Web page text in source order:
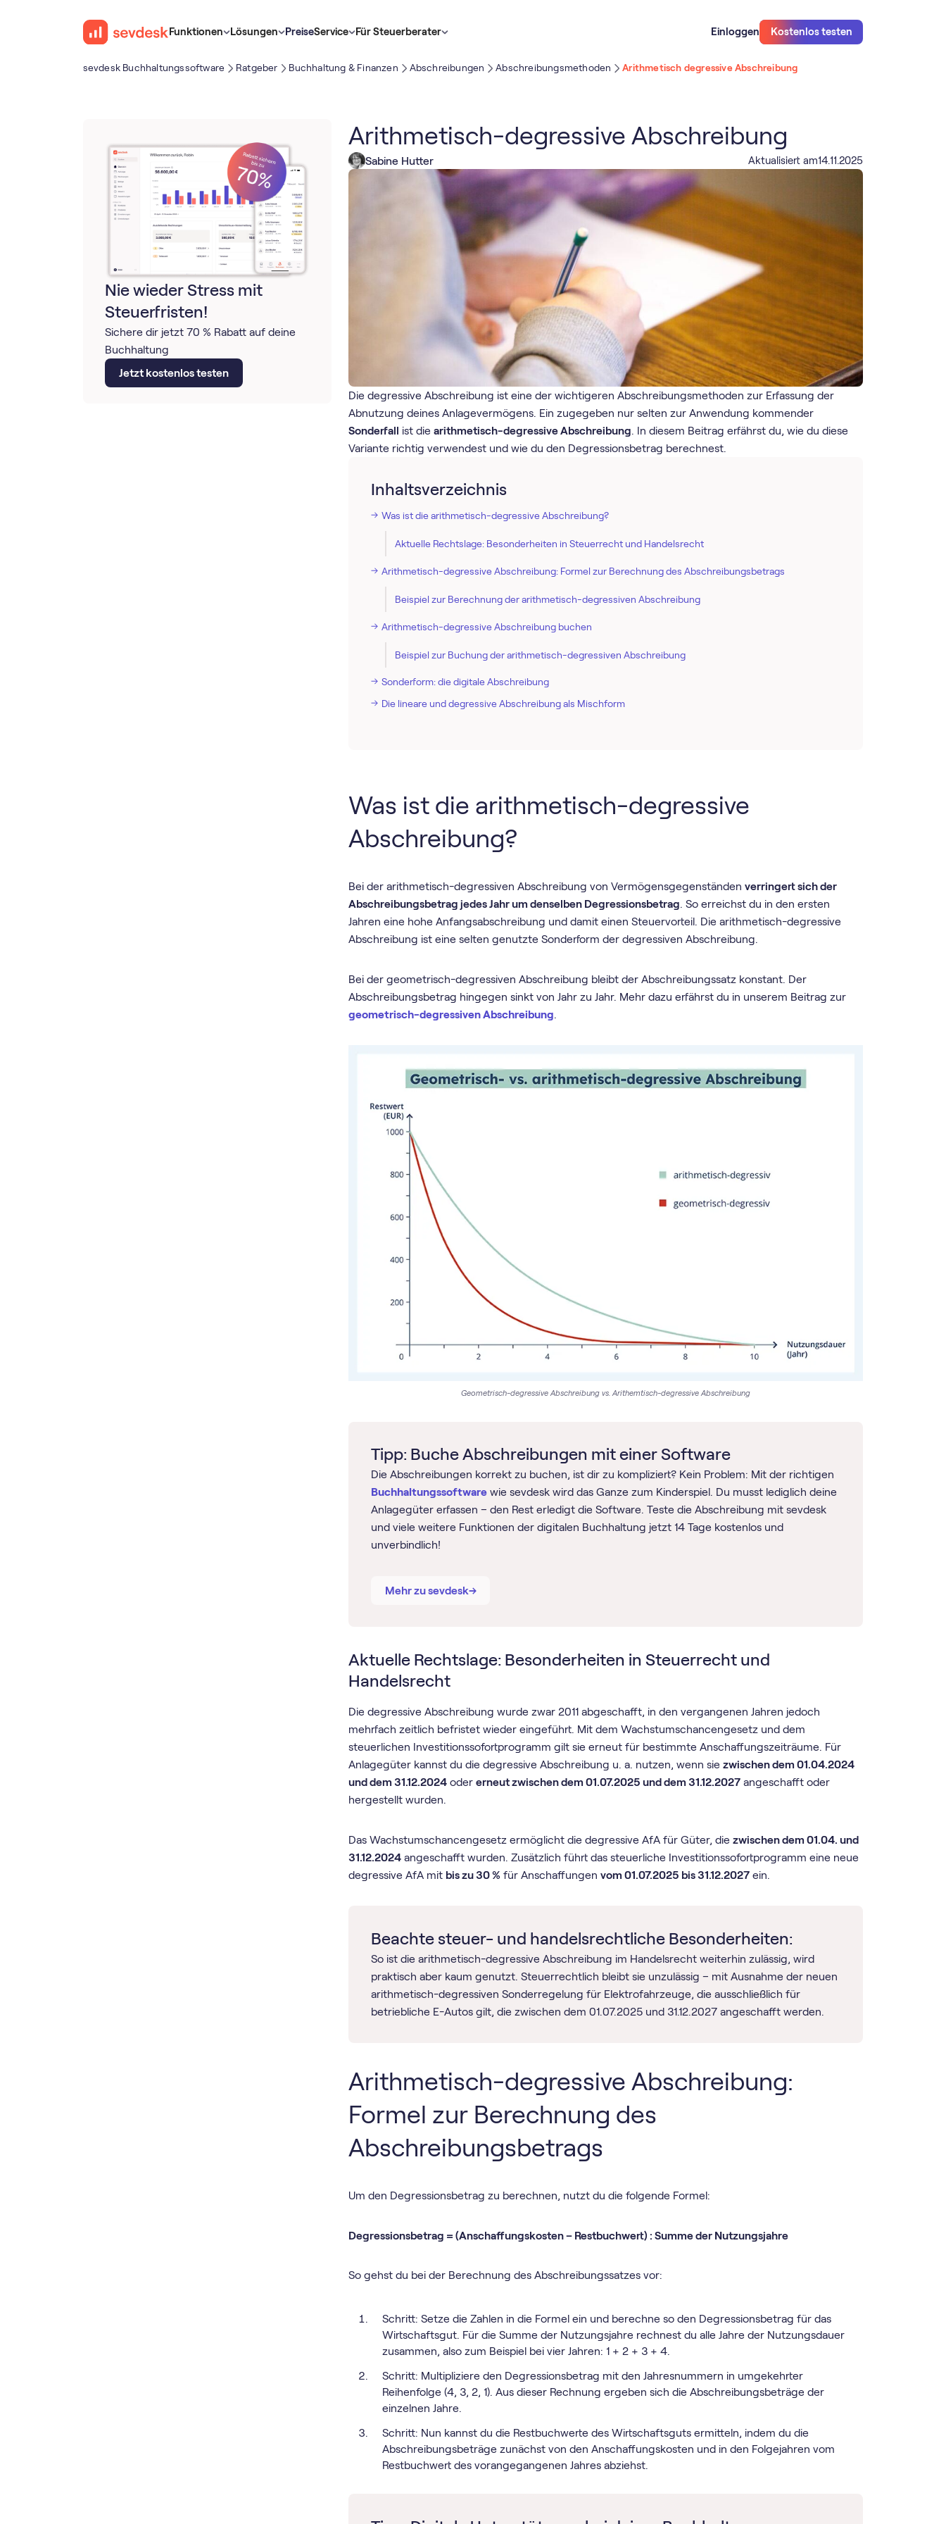
Funktionen Lösungen PreiseService Für Steuerberater Einloggen Kostenlos testen
sevdesk Buch­haltungs­software Ratgeber Buchhaltung & Finanzen Abschreibungen Abschreibungsmethoden Arithmetisch degressive Abschreibung
Nie wieder Stress mit
Steuerfristen!
Sichere dir jetzt 70 % Rabatt auf deine
Buchhaltung
Jetzt kostenlos testen
Arithmetisch-degressive Abschreibung
Sabine Hutter Aktualisiert am14.11.2025
Die degressive Abschreibung ist eine der wichtigeren Abschreibungsmethoden zur Erfassung der
Abnutzung deines Anlagevermögens. Ein zugegeben nur selten zur Anwendung kommender
Sonderfall ist diearithmetisch-degressive Abschreibung. In diesem Beitrag erfährst du, wie du diese
Variante richtig verwendest und wie du den Degressionsbetrag berechnest.
Inhaltsverzeichnis
Was ist die arithmetisch-degressive Abschreibung?
Aktuelle Rechtslage: Besonderheiten in Steuerrecht und Handelsrecht
Arithmetisch-degressive Abschreibung: Formel zur Berechnung des Abschreibungsbetrags
Beispiel zur Berechnung der arithmetisch-degressiven Abschreibung
Arithmetisch-degressive Abschreibung buchen
Beispiel zur Buchung der arithmetisch-degressiven Abschreibung
Sonderform: die digitale Abschreibung
Die lineare und degressive Abschreibung als Mischform
Was ist die arithmetisch-degressive
Abschreibung?
Bei der arithmetisch-degressiven Abschreibung von Vermögensgegenständenverringert sich der
Abschreibungsbetrag jedes Jahr um denselben Degressionsbetrag. So erreichst du in den ersten
Jahren eine hohe Anfangsabschreibung und damit einen Steuervorteil. Die arithmetisch-degressive
Abschreibung ist eine selten genutzte Sonderform der degressiven Abschreibung.
Bei der geometrisch-degressiven Abschreibung bleibt der Abschreibungssatz konstant. Der
Abschreibungsbetrag hingegen sinkt von Jahr zu Jahr. Mehr dazu erfährst du in unserem Beitrag zur
geometrisch-degressiven Abschreibung.
Geometrisch-degressive Abschreibung vs. Arithemtisch-degressive Abschreibung
Tipp: Buche Abschreibungen mit einer Software
Die Abschreibungen korrekt zu buchen, ist dir zu kompliziert? Kein Problem: Mit der richtigen
Buch­haltungs­softwarewie sevdesk wird das Ganze zum Kinderspiel. Du musst lediglich deine
Anlagegüter erfassen – den Rest erledigt die Software. Teste die Abschreibung mit sevdesk
und viele weitere Funktionen der digitalen Buchhaltung jetzt 14 Tage kostenlos und
unverbindlich!
Mehr zu sevdesk→
→
Aktuelle Rechtslage: Besonderheiten in Steuerrecht und
Handelsrecht
Die degressive Abschreibung wurde zwar 2011 abgeschafft, in den vergangenen Jahren jedoch
mehrfach zeitlich befristet wieder eingeführt. Mit dem Wachstumschancengesetz und dem
steuerlichen Investitionssofortprogramm gilt sie erneut für bestimmte Anschaffungszeiträume. Für
Anlagegüter kannst du die degressive Abschreibung u. a. nutzen, wenn siezwischen dem 01.04.2024
und dem 31.12.2024 odererneut zwischen dem 01.07.2025 und dem 31.12.2027 angeschafft oder
hergestellt wurden.
Das Wachstumschancengesetz ermöglicht die degressive AfA für Güter, diezwischen dem 01.04. und
31.12.2024 angeschafft wurden. Zusätzlich führt das steuerliche Investitionssofortprogramm eine neue
degressive AfA mit bis zu 30 % für Anschaffungenvom 01.07.2025 bis 31.12.2027 ein.
Beachte steuer- und handelsrechtliche Besonderheiten:
So ist die arithmetisch-degressive Abschreibung im Handelsrecht weiterhin zulässig, wird
praktisch aber kaum genutzt. Steuerrechtlich bleibt sie unzulässig – mit Ausnahme der neuen
arithmetisch-degressiven Sonderregelung für Elektrofahrzeuge, die ausschließlich für
betriebliche E-Autos gilt, die zwischen dem 01.07.2025 und 31.12.2027 angeschafft werden.
Arithmetisch-degressive Abschreibung:
Formel zur Berechnung des
Abschreibungsbetrags
Um den Degressionsbetrag zu berechnen, nutzt du die folgende Formel:
Degressionsbetrag = (Anschaffungskosten – Restbuchwert) : Summe der Nutzungsjahre
So gehst du bei der Berechnung des Abschreibungssatzes vor:
Schritt: Setze die Zahlen in die Formel ein und berechne so den Degressionsbetrag für das
Wirtschaftsgut. Für die Summe der Nutzungsjahre rechnest du alle Jahre der Nutzungsdauer
zusammen, also zum Beispiel bei vier Jahren: 1 + 2 + 3 + 4.
Schritt: Multipliziere den Degressionsbetrag mit den Jahresnummern in umgekehrter
Reihenfolge (4, 3, 2, 1). Aus dieser Rechnung ergeben sich die Abschreibungsbeträge der
einzelnen Jahre.
Schritt: Nun kannst du die Restbuchwerte des Wirtschaftsguts ermitteln, indem du die
Abschreibungsbeträge zunächst von den Anschaffungskosten und in den Folgejahren vom
Restbuchwert des vorangegangenen Jahres abziehst.